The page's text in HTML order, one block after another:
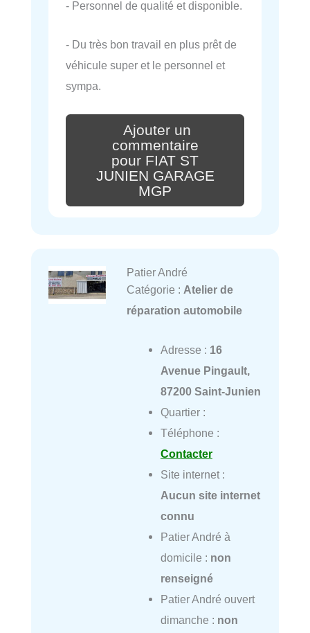
- Personnel de qualité et disponible.
- Du très bon travail en plus prêt de
véhicule super et le personnel et
sympa.
Ajouter un
commentaire
pour FIAT ST
JUNIEN GARAGE
MGP
Patier André
Catégorie : Atelier de
réparation automobile
Adresse : 16
Avenue Pingault,
87200 Saint-Junien
Quartier :
Téléphone :
Contacter
Site internet :
Aucun site internet
connu
Patier André à
domicile : non
renseigné
Patier André ouvert
dimanche : non